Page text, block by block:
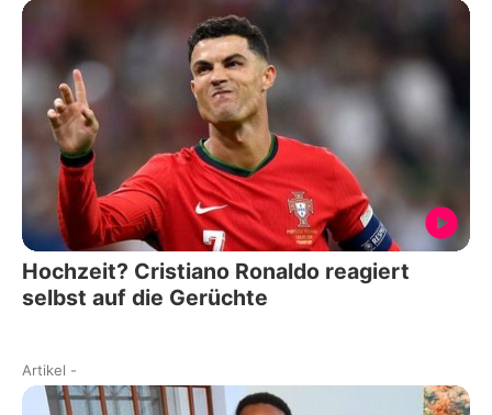
Hochzeit? Cristiano Ronaldo reagiert
selbst auf die Gerüchte
Artikel -